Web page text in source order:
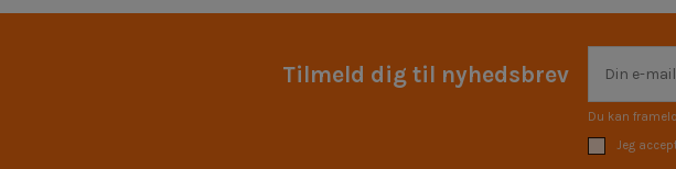
Tilmeld dig til nyhedsbrev
Du kan
Jeg